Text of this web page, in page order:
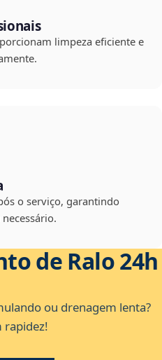
limpeza eficiente e
o serviço, garantindo
de Ralo 24h
ou drenagem lenta?
rapidez!